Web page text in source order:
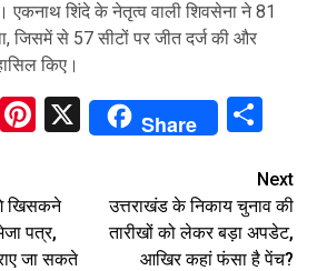
एकनाथ शिंदे के नेतृत्व वाली शिवसेना ने 81
जिसमें से 57 सीटों पर जीत दर्ज की और
किए।
WhatsApp
Pinterest
X Share
खिसकने
पत्र,
जा सकते
Next
उत्तराखंड के निकाय चुनाव की
तारीखों को लेकर बड़ा अपडेट,
आखिर कहां फंसा है पेंच?